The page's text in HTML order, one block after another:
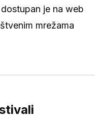
je na web
mrežama